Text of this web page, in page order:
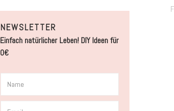
NEWSLETTER
Einfach natürlicher Leben! DIY Ideen für
0€